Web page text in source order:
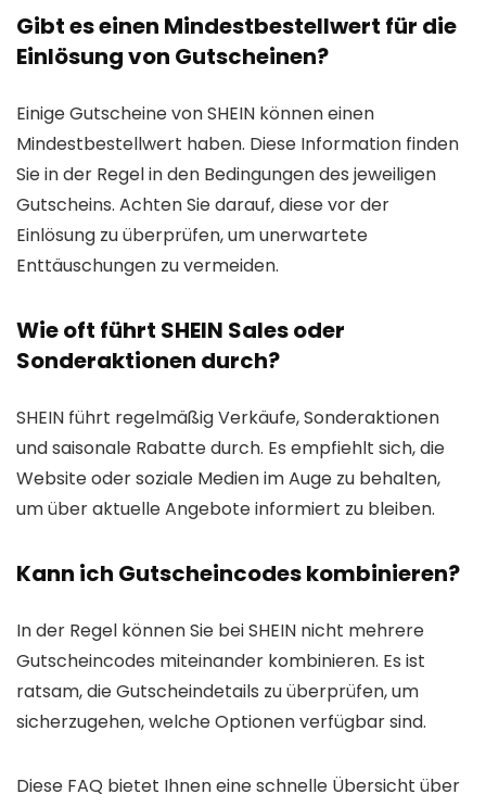
Gibt es einen Mindestbestellwert für die
Einlösung von Gutscheinen?
Einige Gutscheine von SHEIN können einen
Mindestbestellwert haben. Diese Information finden
Sie in der Regel in den Bedingungen des jeweiligen
Gutscheins. Achten Sie darauf, diese vor der
Einlösung zu überprüfen, um unerwartete
Enttäuschungen zu vermeiden.
Wie oft führt SHEIN Sales oder
Sonderaktionen durch?
SHEIN führt regelmäßig Verkäufe, Sonderaktionen
und saisonale Rabatte durch. Es empfiehlt sich, die
Website oder soziale Medien im Auge zu behalten,
um über aktuelle Angebote informiert zu bleiben.
Kann ich Gutscheincodes kombinieren?
In der Regel können Sie bei SHEIN nicht mehrere
Gutscheincodes miteinander kombinieren. Es ist
ratsam, die Gutscheindetails zu überprüfen, um
sicherzugehen, welche Optionen verfügbar sind.
Diese FAQ bietet Ihnen eine schnelle Übersicht über